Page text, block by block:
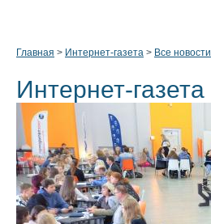
Главная > Интернет-газета > Все новости
Интернет-газета